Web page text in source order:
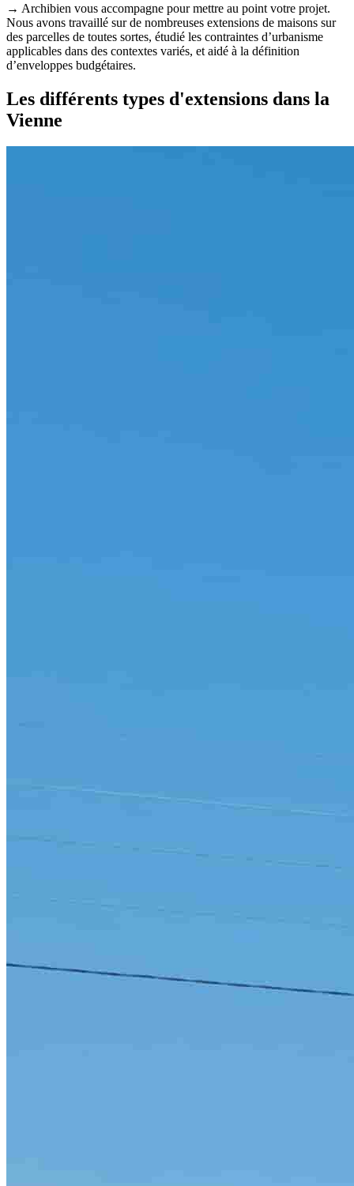
→ Archibien vous accompagne pour mettre au point votre projet.
Nous avons travaillé sur de nombreuses extensions de maisons sur
des parcelles de toutes sortes, étudié les contraintes d’urbanisme
applicables dans des contextes variés, et aidé à la définition
d’enveloppes budgétaires.
Les différents types d'extensions dans la
Vienne